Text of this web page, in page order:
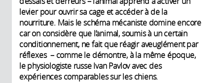
levier pour ouvrir sa cage et accéder à de la
nourriture. Mais le schéma mécaniste domine encore
car on considère que l’animal, soumis à un certain
conditionnement, ne fait que réagir aveuglément par
réflexes – comme le démontre, à la même époque,
le physiologiste russe Ivan Pavlov avec des
expériences comparables sur les chiens.